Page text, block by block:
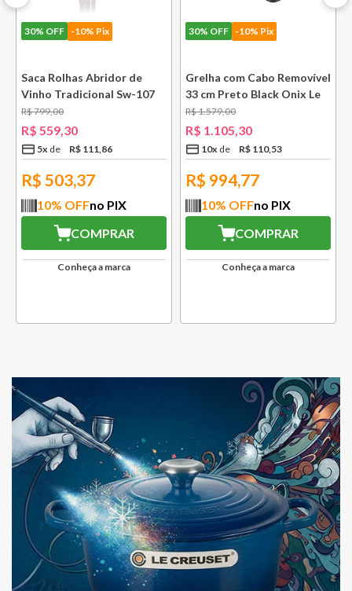
30% OFF -10% Pix
Saca Rolhas Abridor de
Vinho Tradicional Sw-107
Ply Le Creuset
R$799,00
R$ 559,30
5x R$ 111,86
R$ 503,37
10% OFFno PIX
COMPRAR
Conheça a marca
30% OFF -10% Pix
Grelha com Cabo Removível
33 cm Preto Black Onix Le
Creuset
R$1.579,00
R$ 1.105,30
10x R$ 110,53
R$ 994,77
10% OFFno PIX
COMPRAR
Conheça a marca